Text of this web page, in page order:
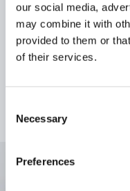
our social media,
may combine it with
provided to them or
of their services.
Selection
Necessary
Preferences
Auteur
(Emeritus)